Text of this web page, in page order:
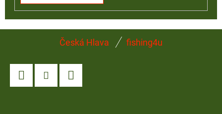
Česká Hlava fishing4u